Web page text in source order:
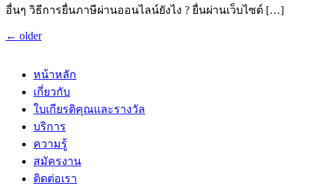
อื่นๆ วิธีการยื่นภาษีผ่านออนไลน์ยังไง ? ยื่นผ่านเว็บไซต์ […]
← older
หน้าหลัก
เกี่ยวกับ
ใบเกียรติคุณและรางวัล
บริการ
ความรู้
สมัครงาน
ติดต่อเรา